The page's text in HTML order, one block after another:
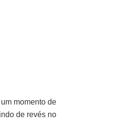
momento de
de revés no